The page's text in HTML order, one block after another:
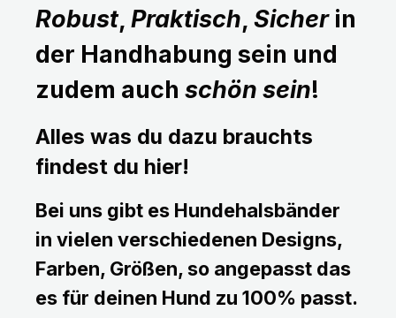
Robust, Praktisch, Sicherin
der Handhabung sein und
zudem auch schön sein!
Alles was du dazu brauchts
findest du hier!
Bei uns gibt es Hundehalsbänder
in vielen verschiedenen Designs,
Farben, Größen, so angepasst das
es für deinen Hund zu 100% passt.